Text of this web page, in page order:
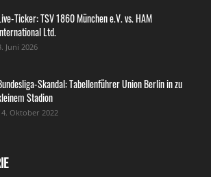
Ticker: TSV 1860 München e.V. vs. HAM
Ltd.
Juni 2026
Skandal: Tabellenführer Union Berlin in zu
Stadion
Oktober 2022